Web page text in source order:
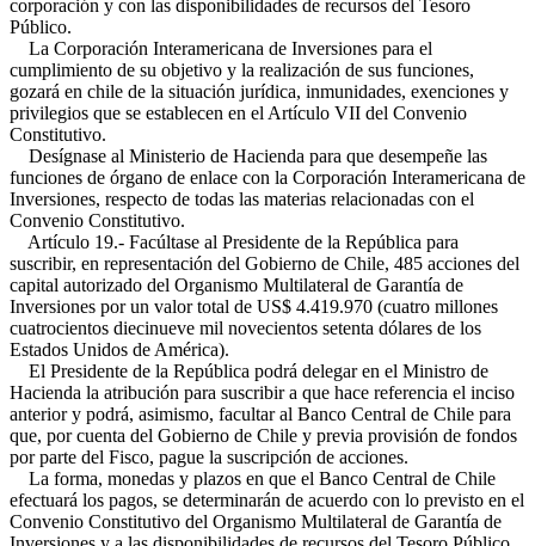
corporación y con las disponibilidades de recursos del Tesoro
Público.
La Corporación Interamericana de Inversiones para el
cumplimiento de su objetivo y la realización de sus funciones,
gozará en chile de la situación jurídica, inmunidades, exenciones y
privilegios que se establecen en el Artículo VII del Convenio
Constitutivo.
Desígnase al Ministerio de Hacienda para que desempeñe las
funciones de órgano de enlace con la Corporación Interamericana de
Inversiones, respecto de todas las materias relacionadas con el
Convenio Constitutivo.
Artículo 19.- Facúltase al Presidente de la República para
suscribir, en representación del Gobierno de Chile, 485 acciones del
capital autorizado del Organismo Multilateral de Garantía de
Inversiones por un valor total de US$ 4.419.970 (cuatro millones
cuatrocientos diecinueve mil novecientos setenta dólares de los
Estados Unidos de América).
El Presidente de la República podrá delegar en el Ministro de
Hacienda la atribución para suscribir a que hace referencia el inciso
anterior y podrá, asimismo, facultar al Banco Central de Chile para
que, por cuenta del Gobierno de Chile y previa provisión de fondos
por parte del Fisco, pague la suscripción de acciones.
La forma, monedas y plazos en que el Banco Central de Chile
efectuará los pagos, se determinarán de acuerdo con lo previsto en el
Convenio Constitutivo del Organismo Multilateral de Garantía de